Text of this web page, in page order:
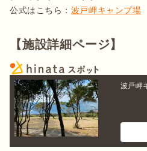
公式はこちら： 波戸岬キャンプ場
【施設詳細ページ】
波戸岬